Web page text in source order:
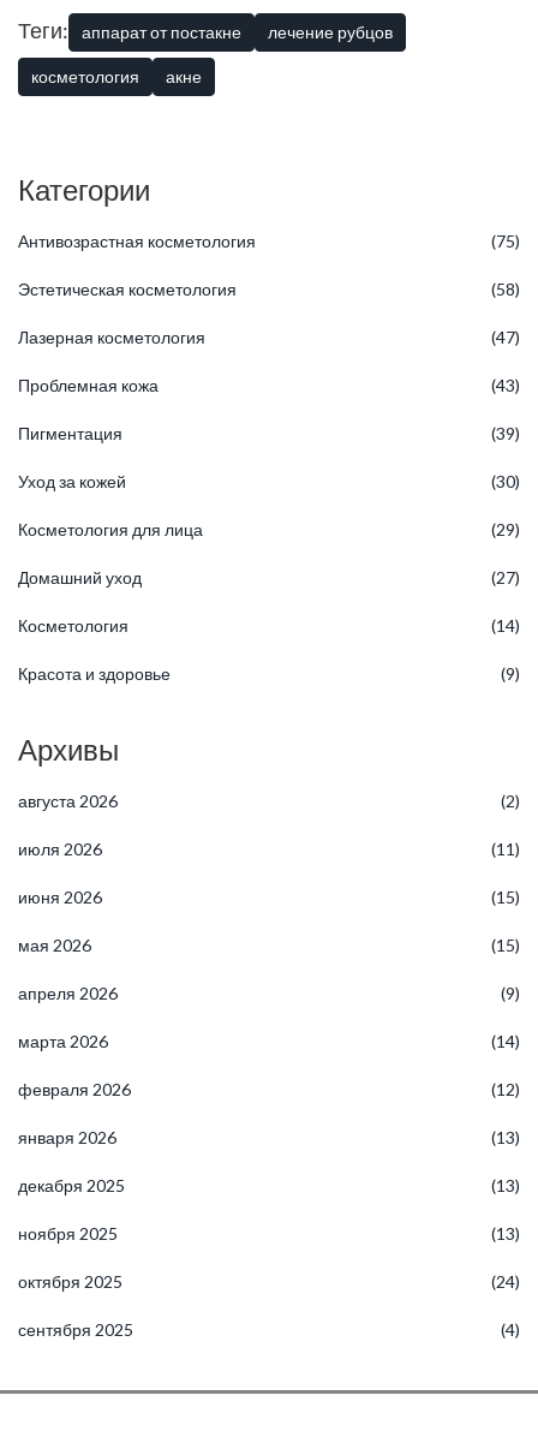
"ничего не меняется". Терпение — лучший друг в борьбе с
постакне.
Теги: аппарат от постакне лечение рубцов
косметология акне
Категории
Антивозрастная косметология (75)
Эстетическая косметология (58)
Лазерная косметология (47)
Проблемная кожа (43)
Пигментация (39)
Уход за кожей (30)
Косметология для лица (29)
Домашний уход (27)
Косметология (14)
Красота и здоровье (9)
Архивы
августа 2026 (2)
июля 2026 (11)
июня 2026 (15)
мая 2026 (15)
апреля 2026 (9)
марта 2026 (14)
февраля 2026 (12)
января 2026 (13)
декабря 2025 (13)
ноября 2025 (13)
октября 2025 (24)
сентября 2025 (4)